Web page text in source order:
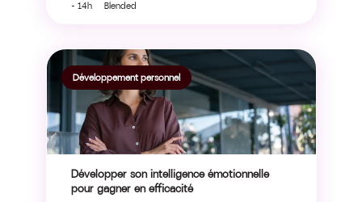
- 14h Blended
Développement personnel
Développer son intelligence émotionnelle
pour gagner en efficacité